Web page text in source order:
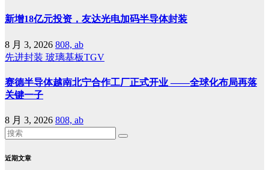
新增18亿元投资，友达光电加码半导体封装
8 月 3, 2026 808, ab
先进封装 玻璃基板TGV
赛德半导体越南北宁合作工厂正式开业 ——全球化布局再落
关键一子
8 月 3, 2026 808, ab
近期文章